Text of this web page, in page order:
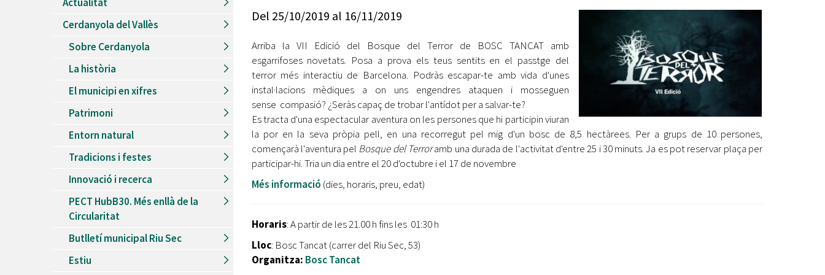
Recursos Humans
Retiment de Comptes
Accés a Informació Pública
Dades Obertes
Catàleg de Serveis i Tràmits
Del26/06/2026al30/08/2026
Patis oberts temporada d'estiu
Piscines d'estiu a Cerdanyola
Del01/06/2026al30/09/2026
Refugis climàtics a Cerdanyola
Jocs d'aigua del Parc Cordelles
Del01/07/2024al31/08/2026
Decorem! Conte 'La truita de nabius'
jove 2026
Cerdanyola opta a més de 5 milions d'euros del Pla de
Barris per transformar les Fontetes, Quatre Cantons i
l'entorn de l'avinguda Catalunya
El FIT presenta el cartell de la seva 16a edició i dona el
tret de sortida al festival
L’Ajuntament reparteix ulleres gratuïtes per veure
l'eclipsi solar
Equipaments
Webs Municipals
Cerdanyola del Vallès
Sobre Cerdanyola
La història
El municipi en xifres
Patrimoni
Entorn natural
Tradicions i festes
Innovació i recerca
PECT HubB30. Més enllà de la
Circularitat
Butlletí municipal Riu Sec
Estiu
Del 25/10/2019 al 16/11/2019
Arriba la VII Edició del Bosque del Terror de BOSC TANCAT amb
esgarrifoses novetats. Posa a prova els teus sentits en el passtge del
terror més interactiu de Barcelona. Podràs escapar-te amb vida d'unes
instal·lacions mèdiques a on uns engendres ataquen i mosseguen
sense compasió? ¿Seràs capaç de trobar l'antídot per a salvar-te?
Es tracta d'una espectacular aventura on les persones que hi participin viuran
la por en la seva pròpia pell, en una recorregut pel mig d'un bosc de 8,5 hectàrees. Per a grups de 10 persones,
començarà l'aventura pel Bosque del Terroramb una durada de l'activitat d'entre 25 i 30 minuts. Ja es pot reservar plaça per
participar-hi. Tria un dia entre el 20 d'octubre i el 17 de novembre
Més informació (dies, horaris, preu, edat)
Horaris: A partir de les 21.00 h fins les 01:30 h
Lloc: Bosc Tancat (carrer del Riu Sec, 53)
Organitza: Bosc Tancat